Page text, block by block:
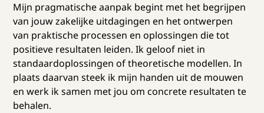
Mijn pragmatische aanpak begint met het begrijpen
van jouw zakelijke uitdagingen en het ontwerpen
van praktische processen en oplossingen die tot
positieve resultaten leiden. Ik geloof niet in
standaardoplossingen of theoretische modellen. In
plaats daarvan steek ik mijn handen uit de mouwen
en werk ik samen met jou om concrete resultaten te
behalen.